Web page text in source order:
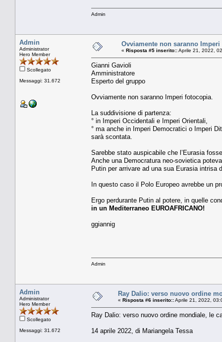
Admin
Admin
Administrator
Hero Member
Scollegato
Messaggi: 31.672
Ovviamente non saranno
« Risposta #5 inserito::Aprile 21, 2022,
Gianni Gavioli
Amministratore
Esperto del gruppo
Ovviamente non saranno Imperi fotocopia.
La suddivisione di partenza:
° in Imperi Occidentali e Imperi Orientali,
° ma anche in Imperi Democratici o Imperi
sarà scontata.
Sarebbe stato auspicabile che l’Eurasia
Anche una Democratura neo-sovietica
Putin per arrivare ad una sua Eurasia
In questo caso il Polo Europeo avrebbe un
Ergo perdurante Putin al potere, in quelle
in un Mediterraneo EUROAFRICANO!
ggiannig
Admin
Admin
Administrator
Hero Member
Scollegato
Messaggi: 31.672
Ray Dalio: verso nuovo ordine
« Risposta #6 inserito::Aprile 21, 2022,
Ray Dalio: verso nuovo ordine mondiale, le
14 aprile 2022, di Mariangela Tessa